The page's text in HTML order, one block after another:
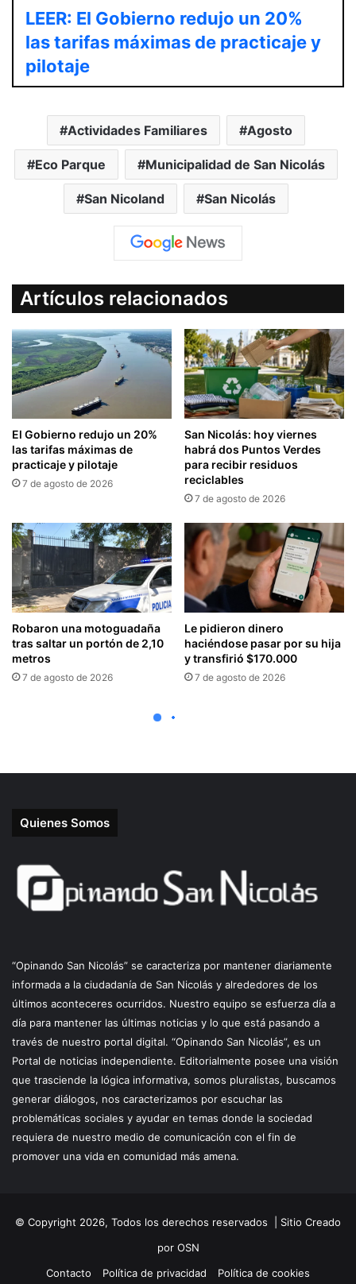
Quienes Somos
“Opinando San Nicolás” se caracteriza por mantener diariamente
informada a la ciudadanía de San Nicolás y alrededores de los
últimos aconteceres ocurridos. Nuestro equipo se esfuerza día a
día para mantener las últimas noticias y lo que está pasando a
través de nuestro portal digital. “Opinando San Nicolás”, es un
Portal de noticias independiente. Editorialmente posee una visión
que trasciende la lógica informativa, somos pluralistas, buscamos
generar diálogos, nos caracterizamos por escuchar las
problemáticas sociales y ayudar en temas donde la sociedad
requiera de nuestro medio de comunicación con el fin de
promover una vida en comunidad más amena.
© Copyright 2026, Todos los derechos reservados | Sitio Creado
por OSN
Contacto
Política de privacidad Política de cookies